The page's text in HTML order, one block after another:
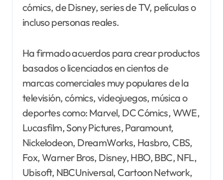
cómics, de Disney, series de TV, películas o
incluso personas reales.
Ha firmado acuerdos para crear productos
basados o licenciados en cientos de
marcas comerciales muy populares de la
televisión, cómics, videojuegos, música o
deportes como: Marvel, DC Cómics, WWE,
Lucasfilm, Sony Pictures, Paramount,
Nickelodeon, DreamWorks, Hasbro, CBS,
Fox, Warner Bros, Disney, HBO, BBC, NFL,
Ubisoft, NBCUniversal, Cartoon Network,